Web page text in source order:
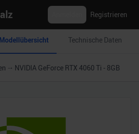
Registrieren
Modellübersicht Technische Daten
NVIDIA GeForce RTX 4060 Ti - 8GB